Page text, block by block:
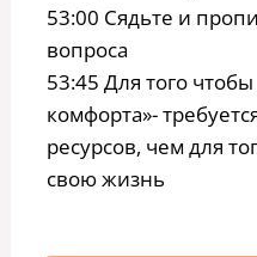
53:00 Сядьте и
вопроса
53:45 Для того
комфорта»-
ресурсов, чем для
свою жизнь